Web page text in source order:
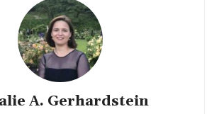
A. Gerhardstein